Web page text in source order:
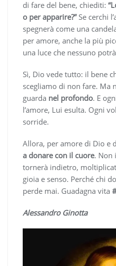
di fare del bene, chiediti:
o per apparire?”Se cerchi
spegnerà come una
per amore, anche la più
una luce che nessuno
Sì, Dio vede tutto: il bene
scegliamo di non fare. Ma
guarda nel profondo. E
l’amore, Lui esulta. Ogni
sorride.
Allora, per amore di Dio e
a donare con il cuore. Non
tornerà indietro,
gioia e senso. Perché chi
perde mai. Guadagna vita
Alessandro Ginotta